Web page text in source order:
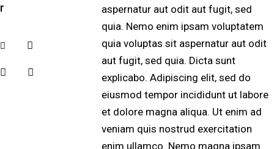
r
aspernatur aut odit aut fugit, sed
quia. Nemo enim ipsam voluptatem
quia voluptas sit aspernatur aut odit
aut fugit, sed quia. Dicta sunt
explicabo. Adipiscing elit, sed do
eiusmod tempor incididunt ut labore
et dolore magna aliqua. Ut enim ad
veniam quis nostrud exercitation
enim ullamco. Nemo magna ipsam